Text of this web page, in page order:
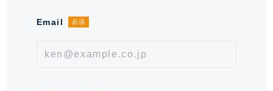
須。【月次型】初回保証料:契約時月額賃料等の40%、
継続保証料:毎月月額賃料等の1%(※保証委託最低金
保証料:契約時月額賃料等の50%、継続保証料:毎年1万
Email 必須